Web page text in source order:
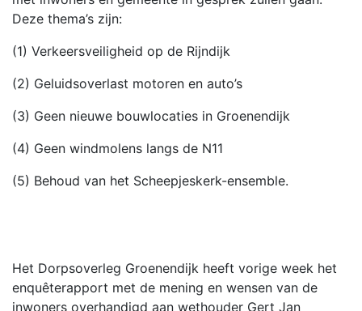
Deze thema’s zijn:
(1) Verkeersveiligheid op de Rijndijk
(2) Geluidsoverlast motoren en auto’s
(3) Geen nieuwe bouwlocaties in Groenendijk
(4) Geen windmolens langs de N11
(5) Behoud van het Scheepjeskerk-ensemble.
Het Dorpsoverleg Groenendijk heeft vorige week het
enquêterapport met de mening en wensen van de
inwoners overhandigd aan wethouder Gert Jan